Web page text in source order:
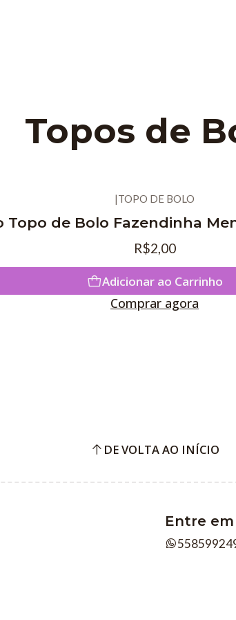
Topos de
|TOPO DE BOLO
Topo de Bolo Fazendinha
R$2,00
Adicionar ao Carrinho
Comprar agora
DE VOLTA AO INÍCIO
Entre